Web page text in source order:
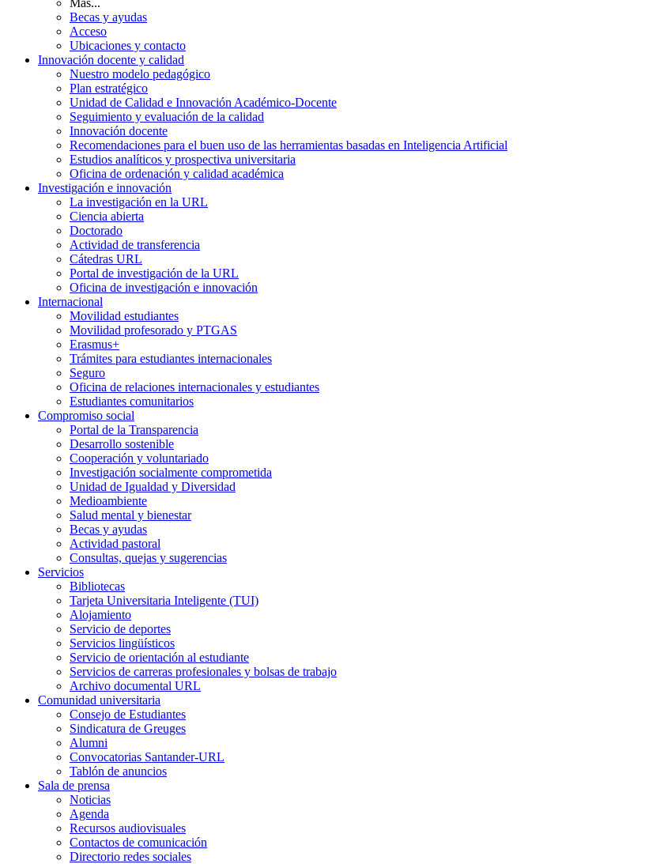
Becas y ayudas
Acceso
Ubicaciones y contacto
Innovación docente y calidad
Nuestro modelo pedagógico
Plan estratégico
Unidad de Calidad e Innovación Académico-Docente
Seguimiento y evaluación de la calidad
Innovación docente
Recomendaciones para el buen uso de las herramientas basadas en Inteligencia Artificial
Estudios analíticos y prospectiva universitaria
Oficina de ordenación y calidad académica
Investigación e innovación
La investigación en la URL
Ciencia abierta
Doctorado
Actividad de transferencia
Cátedras URL
Portal de investigación de la URL
Oficina de investigación e innovación
Internacional
Movilidad estudiantes
Movilidad profesorado y PTGAS
Erasmus+
Trámites para estudiantes internacionales
Seguro
Oficina de relaciones internacionales y estudiantes
Estudiantes comunitarios
Compromiso social
Portal de la Transparencia
Desarrollo sostenible
Cooperación y voluntariado
Investigación socialmente comprometida
Unidad de Igualdad y Diversidad
Medioambiente
Salud mental y bienestar
Becas y ayudas
Actividad pastoral
Consultas, quejas y sugerencias
Servicios
Bibliotecas
Tarjeta Universitaria Inteligente (TUI)
Alojamiento
Servicio de deportes
Servicios lingüísticos
Servicio de orientación al estudiante
Servicios de carreras profesionales y bolsas de trabajo
Archivo documental URL
Comunidad universitaria
Consejo de Estudiantes
Sindicatura de Greuges
Alumni
Convocatorias Santander-URL
Tablón de anuncios
Sala de prensa
Noticias
Agenda
Recursos audiovisuales
Contactos de comunicación
Directorio redes sociales